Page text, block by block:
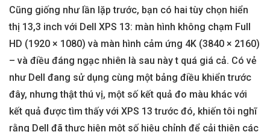
Cũng giống như lần lặp trước, bạn có hai tùy chọn hiển
thị 13,3 inch với Dell XPS 13: màn hình không chạm Full
HD (1920 × 1080) và màn hình cảm ứng 4K (3840 × 2160)
– và điều đáng ngạc nhiên là sau này t quá giá cả. Có vẻ
như Dell đang sử dụng cùng một bảng điều khiển trước
đây, nhưng thật thú vị, một số kết quả đo màu khác với
kết quả được tìm thấy với XPS 13 trước đó, khiến tôi nghĩ
rằng Dell đã thực hiện một số hiệu chỉnh để cải thiện các